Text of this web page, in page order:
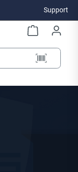
Support